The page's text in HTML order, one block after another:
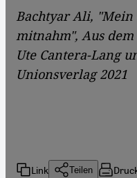
Bachtyar Ali,
mitnahm", Aus
Ute Cantera-Lang
Unionsverlag 2021
Link Teilen